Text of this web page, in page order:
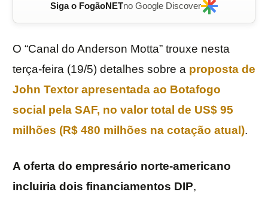
Siga o FogãoNETno Google Discover
O “Canal do Anderson Motta” trouxe nesta
terça-feira (19/5) detalhes sobre a proposta de
John Textor apresentada ao Botafogo
social pela SAF, no valor total de US$ 95
milhões (R$ 480 milhões na cotação atual).
A oferta do empresário norte-americano
incluiria dois financiamentos DIP,